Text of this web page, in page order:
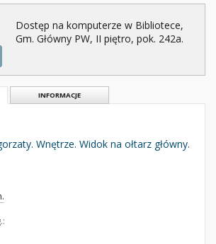
Dostęp na komputerze w Bibliotece,
Gm. Główny PW, II piętro, pok. 242a.
INFORMACJE
Wnętrze. Widok na ołtarz główny.